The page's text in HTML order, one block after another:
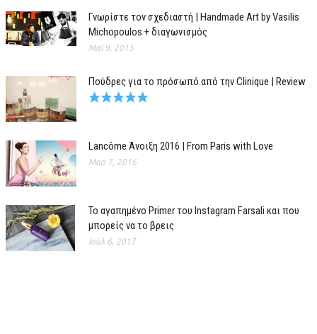
Γνωρίστε τον σχεδιαστή | Handmade Art by Vasilis
Michopoulos + διαγωνισμός
Μαΐ 9, 2015
Πούδρες για το πρόσωπό από την Clinique | Review
Lancôme Άνοιξη 2016 | From Paris with Love
Μαρ 7, 2016
Το αγαπημένο Primer του Instagram Farsali και που
μπορείς να το βρεις
Ιούλ 6, 2017